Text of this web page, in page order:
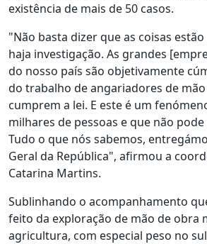
existência de mais de 50 casos.
"Não basta dizer que as coisas
haja investigação. As grandes
do nosso país são objetivamente
do trabalho de angariadores de
cumprem a lei. E este é um
milhares de pessoas e que não
Tudo o que nós sabemos,
Geral da República", afirmou a
Catarina Martins.
Sublinhando o acompanhamento
feito da exploração de mão de obra
agricultura, com especial peso no